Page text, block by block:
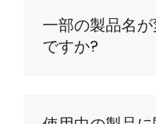
一部の製品名
ですか?